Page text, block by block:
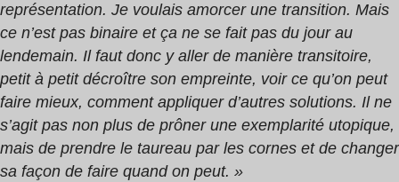
représentation. Je voulais amorcer une transition. Mais
ce n’est pas binaire et ça ne se fait pas du jour au
lendemain. Il faut donc y aller de manière transitoire,
petit à petit décroître son empreinte, voir ce qu’on peut
faire mieux, comment appliquer d’autres solutions. Il ne
s’agit pas non plus de prôner une exemplarité utopique,
mais de prendre le taureau par les cornes et de changer
sa façon de faire quand on peut. »